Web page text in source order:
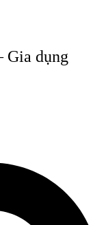
Gia dụng